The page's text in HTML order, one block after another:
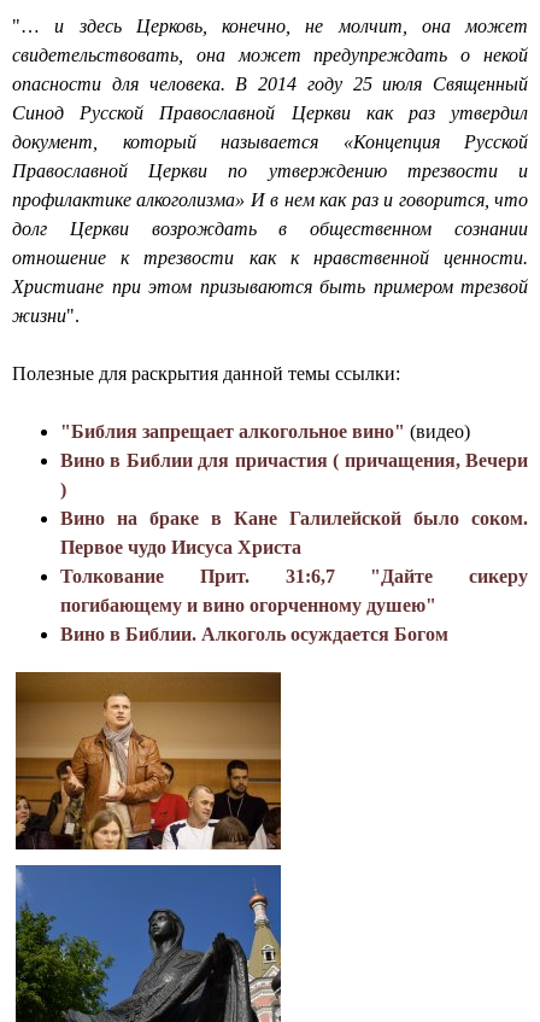
"…и здесь Церковь, конечно, не молчит, она может
свидетельствовать, она может предупреждать о некой
опасности для человека. В 2014 году 25 июля Священный
Синод Русской Православной Церкви как раз утвердил
документ, который называется «Концепция Русской
Православной Церкви по утверждению трезвости и
профилактике алкоголизма» И в нем как раз и говорится, что
долг Церкви возрождать в общественном сознании
отношение к трезвости как к нравственной ценности.
Христиане при этом призываются быть примером трезвой
жизни".
Полезные для раскрытия данной темы ссылки:
"Библия запрещает алкогольное вино" (видео)
Вино в Библии для причастия ( причащения, Вечери
)
Вино на браке в Кане Галилейской было соком.
Первое чудо Иисуса Христа
Толкование Прит. 31:6,7 "Дайте сикеру
погибающему и вино огорченному душею"
Вино в Библии. Алкоголь осуждается Богом